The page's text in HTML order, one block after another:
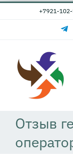
Skip
+7921-
Отзыв